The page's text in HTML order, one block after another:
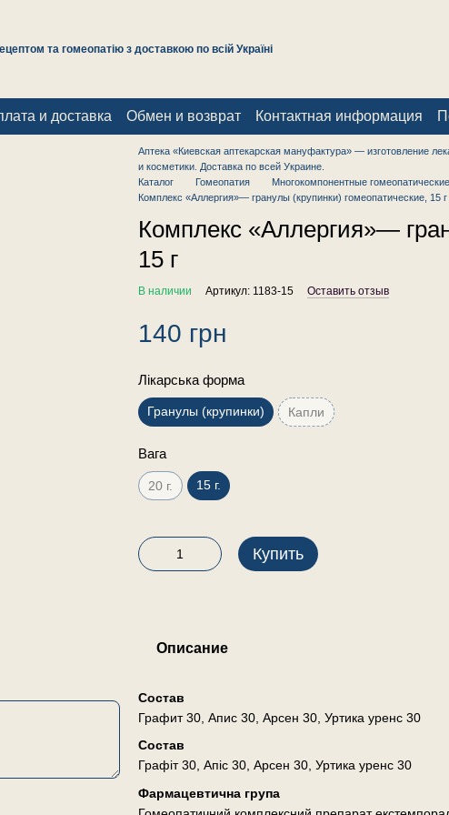
та гомеопатію з доставкою по всій Україні
и доставка Обмен и возврат Контактная информация
Аптека «Киевская аптекарская мануфактура» — изготовление
и косметики. Доставка по всей Украине.
Каталог
Гомеопатия
Многокомпонентные
Комплекс «Аллергия»— гранулы (крупинки) гомеопатические, 15 г
Комплекс «Аллергия»—
15 г
В наличии Артикул: 1183-15 Оставить отзыв
140 грн
Лікарська форма
Гранулы (крупинки) Капли
Вага
20 г. 15 г.
Купить
Описание
Состав
Графит 30, Апис 30, Арсен 30, Уртика уренс 30
Состав
Графіт 30, Апіс 30, Арсен 30, Уртика уренс 30
Фармацевтична група